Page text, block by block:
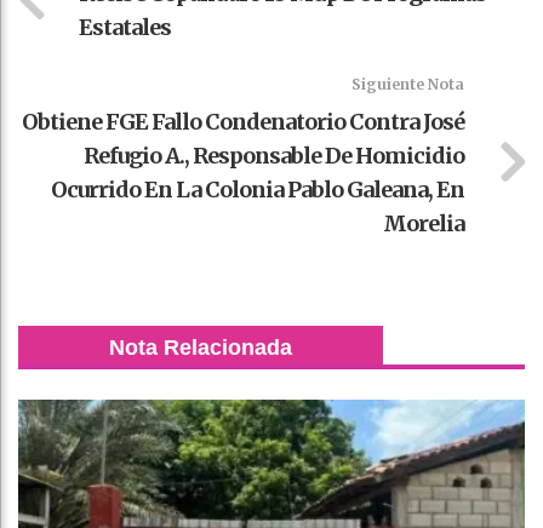
Estatales
Siguiente Nota
Obtiene FGE Fallo Condenatorio Contra José
Refugio A., Responsable De Homicidio
Ocurrido En La Colonia Pablo Galeana, En
Morelia
Nota Relacionada